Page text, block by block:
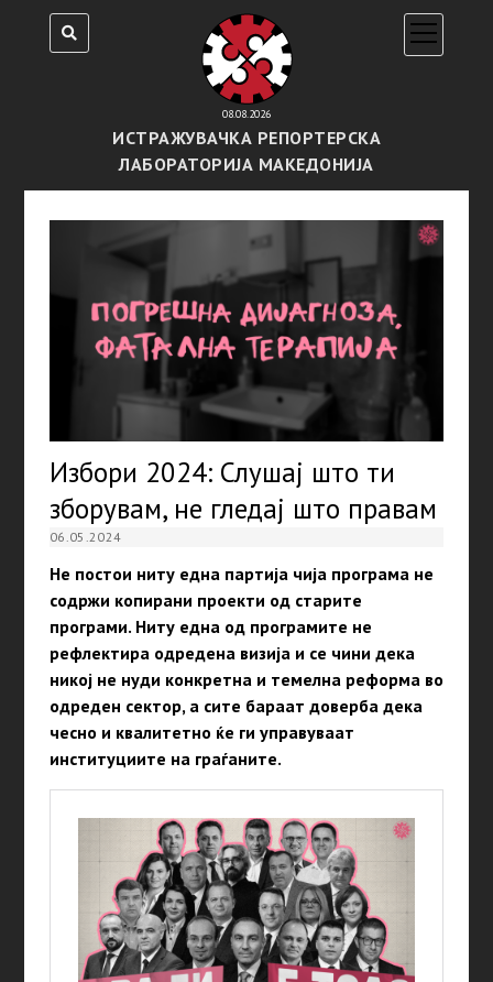
08.08.2026
ИСТРАЖУВАЧКА РЕПОРТЕРСКА
ЛАБОРАТОРИЈА МАКЕДОНИЈА
open
menu
Избори 2024: Слушај што ти
зборувам, не гледај што правам
06.05.2024
Не постои ниту една партија чија програма не
содржи копирани проекти од старите
програми. Ниту една од програмите не
рефлектира одредена визија и се чини дека
никој не нуди конкретна и темелна реформа во
одреден сектор, а сите бараат доверба дека
чесно и квалитетно ќе ги управуваат
институциите на граѓаните.